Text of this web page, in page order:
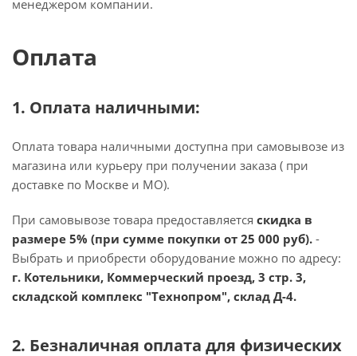
менеджером компании.
Оплата
1. Оплата наличными:
Оплата товара наличными доступна при самовывозе из
магазина или курьеру при получении заказа ( при
доставке по Москве и МО).
При самовывозе товара предоставляется скидка в
размере 5% (при сумме покупки от 25 000 руб). -
Выбрать и приобрести оборудование можно по адресу:
г. Котельники, Коммерческий проезд, 3 стр. 3,
складской комплекс "Технопром", склад Д-4.
2. Безналичная оплата для физических